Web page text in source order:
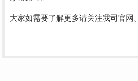
大家如需要了解更多请关注我司官网。